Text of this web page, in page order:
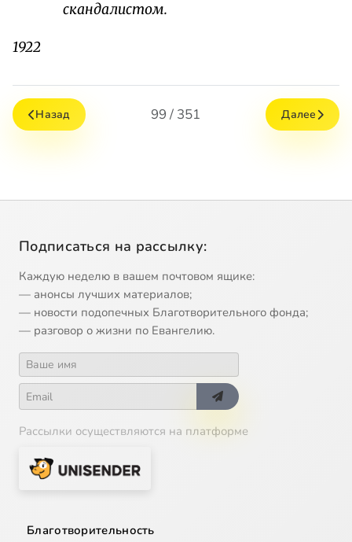
скандалистом.
1922
Назад 99 / 351 Далее
Подписаться на рассылку:
Каждую неделю в вашем почтовом ящике:
— анонсы лучших материалов;
— новости подопечных Благотворительного фонда;
— разговор о жизни по Евангелию.
Рассылки осуществляются на платформе
Благотворительность